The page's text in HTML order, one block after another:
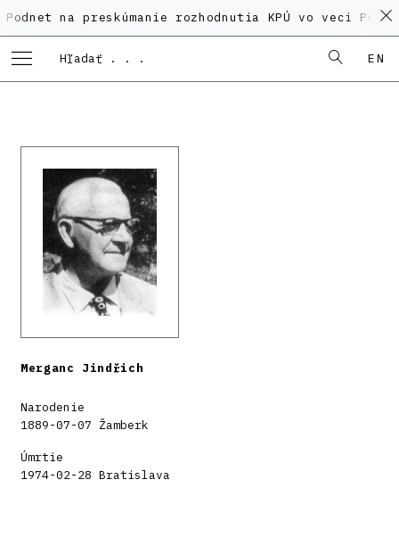
preskúmanie rozhodnutia KPÚ vo veci
EN
Merganc Jindřich
Narodenie
1889-07-07 Žamberk
Úmrtie
1974-02-28 Bratislava